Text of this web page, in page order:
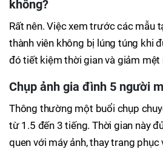
không?
Rất nên. Việc xem trước các mẫu
thành viên không bị lúng túng khi
đó tiết kiệm thời gian và giảm mệt
Chụp ảnh gia đình 5 người
Thông thường một buổi chụp
từ 1.5 đến 3 tiếng. Thời gian này
quen với máy ảnh, thay trang